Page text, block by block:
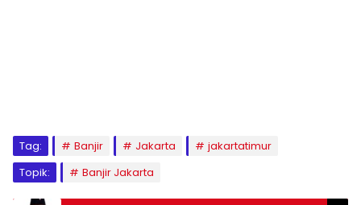
Tag: Banjir Jakarta
jakartatimur
Topik:
Banjir Jakarta